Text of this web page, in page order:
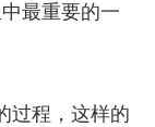
最重要的一
过程，这样的